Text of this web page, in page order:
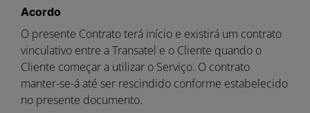
Acordo
O presente Contrato terá início e existirá um contrato
vinculativo entre a Transatel e o Cliente quando o
Cliente começar a utilizar o Serviço. O contrato
manter-se-á até ser rescindido conforme estabelecido
no presente documento.